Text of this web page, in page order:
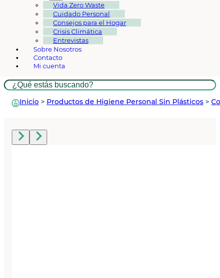
Vida Zero Waste
Cuidado Personal
Consejos para el Hogar
Crisis Climática
Entrevistas
Sobre Nosotros
Contacto
Mi cuenta
Buscar
Inicio > Productos de Higiene Personal Sin Plásticos >